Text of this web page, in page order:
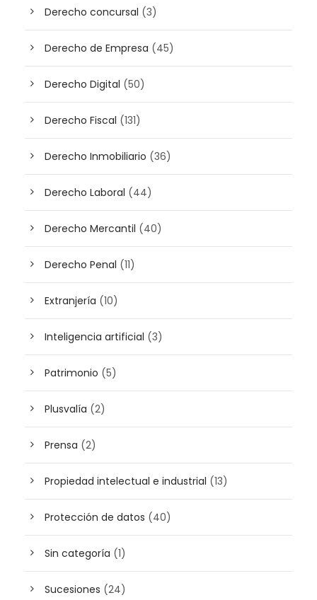
Derecho concursal (3)
Derecho de Empresa (45)
Derecho Digital (50)
Derecho Fiscal (131)
Derecho Inmobiliario (36)
Derecho Laboral (44)
Derecho Mercantil (40)
Derecho Penal (11)
Extranjería (10)
Inteligencia artificial (3)
Patrimonio (5)
Plusvalía (2)
Prensa (2)
Propiedad intelectual e industrial (13)
Protección de datos (40)
Sin categoría (1)
Sucesiones (24)